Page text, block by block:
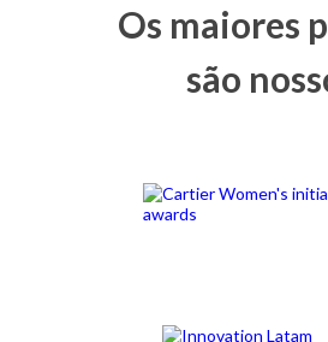
Os maiores
são